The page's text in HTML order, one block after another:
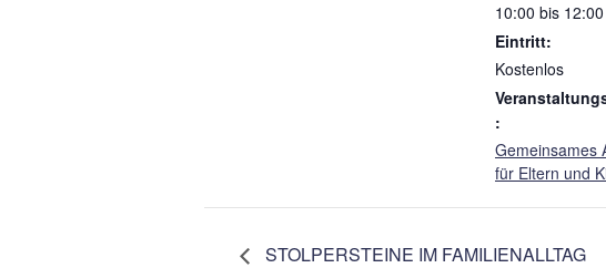
10:00 bis 12:00
Eintritt:
Kostenlos
:
Gemeinsames
für Eltern und
STOLPERSTEINE IM FAMILIENALLTAG